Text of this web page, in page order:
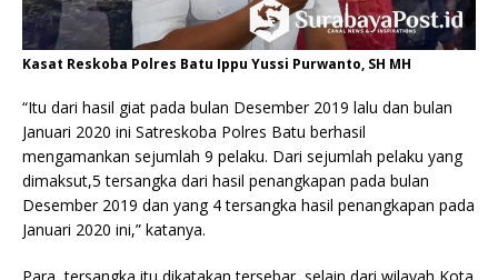
Kasat Reskoba Polres Batu Ippu Yussi Purwanto, SH MH
“Itu dari hasil giat pada bulan Desember 2019 lalu dan bulan
Januari 2020 ini Satreskoba Polres Batu berhasil
mengamankan sejumlah 9 pelaku. Dari sejumlah pelaku yang
dimaksut,5 tersangka dari hasil penangkapan pada bulan
Desember 2019 dan yang 4 tersangka hasil penangkapan pada
Januari 2020 ini,” katanya.